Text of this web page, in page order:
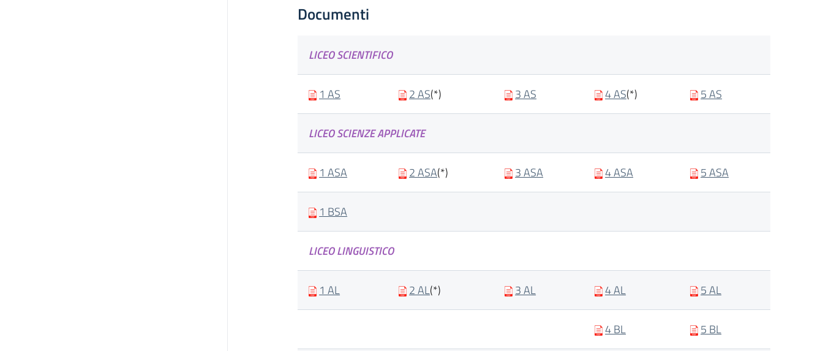
Documenti
LICEO SCIENTIFICO
1 AS 2 AS(*) 3 AS 4 AS(*) 5 AS
LICEO SCIENZE APPLICATE
1 ASA 2 ASA(*) 3 ASA 4 ASA 5 ASA
1 BSA
LICEO LINGUISTICO
1 AL 2 AL(*) 3 AL 4 AL 5 AL
4 BL 5 BL